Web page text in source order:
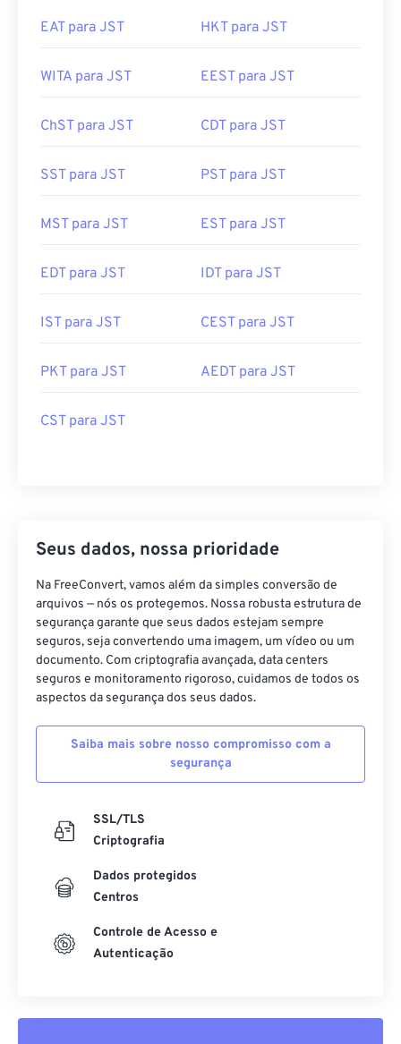
EAT para JST HKT para JST
WITA para JST EEST para JST
ChST para JST CDT para JST
SST para JST PST para JST
MST para JST EST para JST
EDT para JST IDT para JST
IST para JST CEST para JST
PKT para JST AEDT para JST
CST para JST
Seus dados, nossa prioridade
Na FreeConvert, vamos além da simples conversão de
arquivos — nós os protegemos. Nossa robusta estrutura de
segurança garante que seus dados estejam sempre
seguros, seja convertendo uma imagem, um vídeo ou um
documento. Com criptografia avançada, data centers
seguros e monitoramento rigoroso, cuidamos de todos os
aspectos da segurança dos seus dados.
Saiba mais sobre nosso compromisso com a
segurança
SSL/TLS
Criptografia
Dados protegidos
Centros
Controle de Acesso e
Autenticação